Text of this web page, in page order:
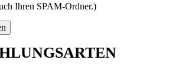
Ihren SPAM-Ordner.)